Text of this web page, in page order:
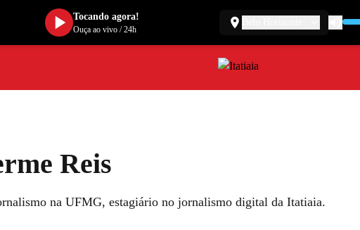
Reis
na UFMG, estagiário no jornalismo digital da Itatiaia.
Tocando agora!
Ouça ao vivo/24h